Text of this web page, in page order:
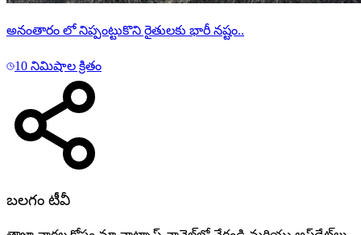
అనంతారం లో నిప్పంట్టుకొని రైతులకు భారీ నష్టం..
10 నిమిషాల క్రితం
బలగం టీవీ